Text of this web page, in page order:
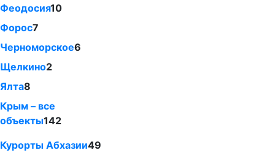
Феодосия10
Форос7
Черноморское6
Щелкино2
Ялта8
Крым – все
объекты142
Курорты Абхазии49